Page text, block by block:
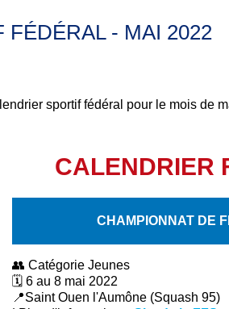
FÉDÉRAL - MAI 2022
sportif fédéral pour le mois de
CALENDRIER
CHAMPIONNAT DE
👥 Catégorie Jeunes
🗓 6 au 8 mai 2022
📍Saint Ouen l'Aumône (Squash 95)